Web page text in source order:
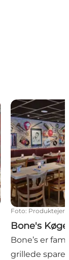
Bone's Køge
Foto: Produktejer
Bone's Køge
Bone’s er
grillede